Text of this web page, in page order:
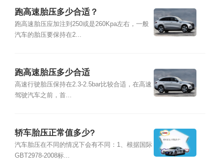
跑高速胎压多少合适？
跑高速胎压应加注到250或是260Kpa左右，一般
汽车的胎压要保持在2...
跑高速胎压多少合适
高速行驶胎压保持在2.3-2.5bar比较合适，在高速
驾驶汽车之前，首...
轿车胎压正常值多少?
汽车胎压在不同的情况下会有不同：1、根据国际
GBT2978-2008标...